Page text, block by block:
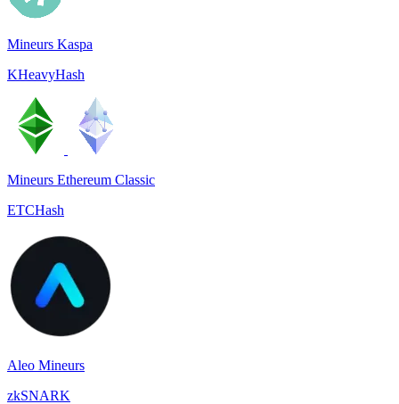
Mineurs Kaspa
KHeavyHash
Mineurs Ethereum Classic
ETCHash
Aleo Mineurs
zkSNARK